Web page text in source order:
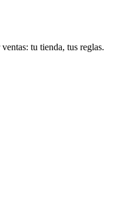
tu tienda, tus reglas.